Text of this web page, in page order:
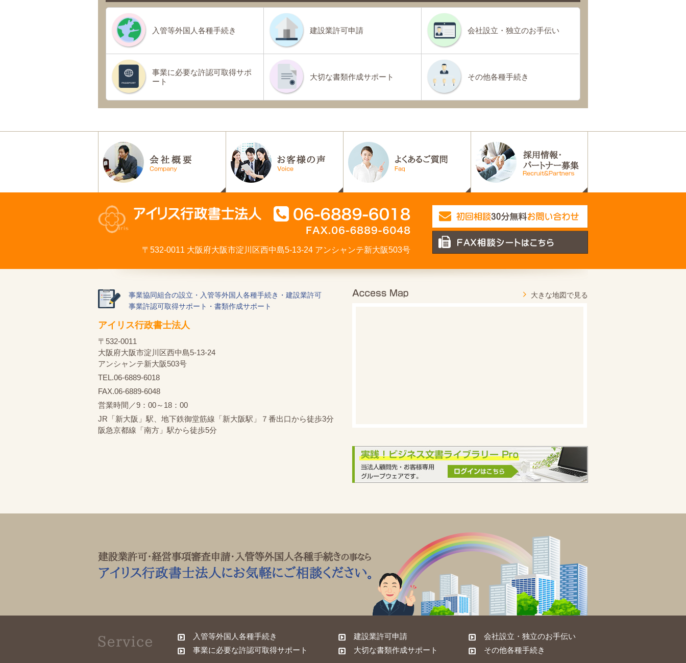
入管等外国人各種手続き 建設業許可申請 会社設立・独立のお手伝い
事業に必要な許認可取得サポ
ート
大切な書類作成サポート その他各種手続き
〒532-0011 大阪府大阪市淀川区西中島5-13-24 アンシャンテ新大阪503号
事業協同組合の設立・入管等外国人各種手続き・建設業許可
事業許認可取得サポート・書類作成サポート
アイリス行政書士法人
〒532-0011
大阪府大阪市淀川区西中島5-13-24
アンシャンテ新大阪503号
TEL.06-6889-6018
FAX.06-6889-6048
営業時間／9：00～18：00
JR「新大阪」駅、地下鉄御堂筋線「新大阪駅」７番出口から徒歩3分
阪急京都線「南方」駅から徒歩5分
大きな地図で見る
入管等外国人各種手続き
事業に必要な許認可取得サポート
建設業許可申請
大切な書類作成サポート
会社設立・独立のお手伝い
その他各種手続き